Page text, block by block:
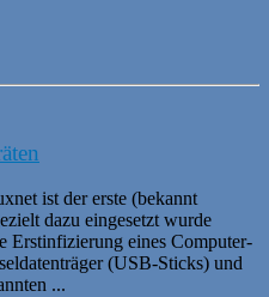
ist der erste (bekannt
dazu eingesetzt wurde
Erstinfizierung eines Computer-
(USB-Sticks) und
...